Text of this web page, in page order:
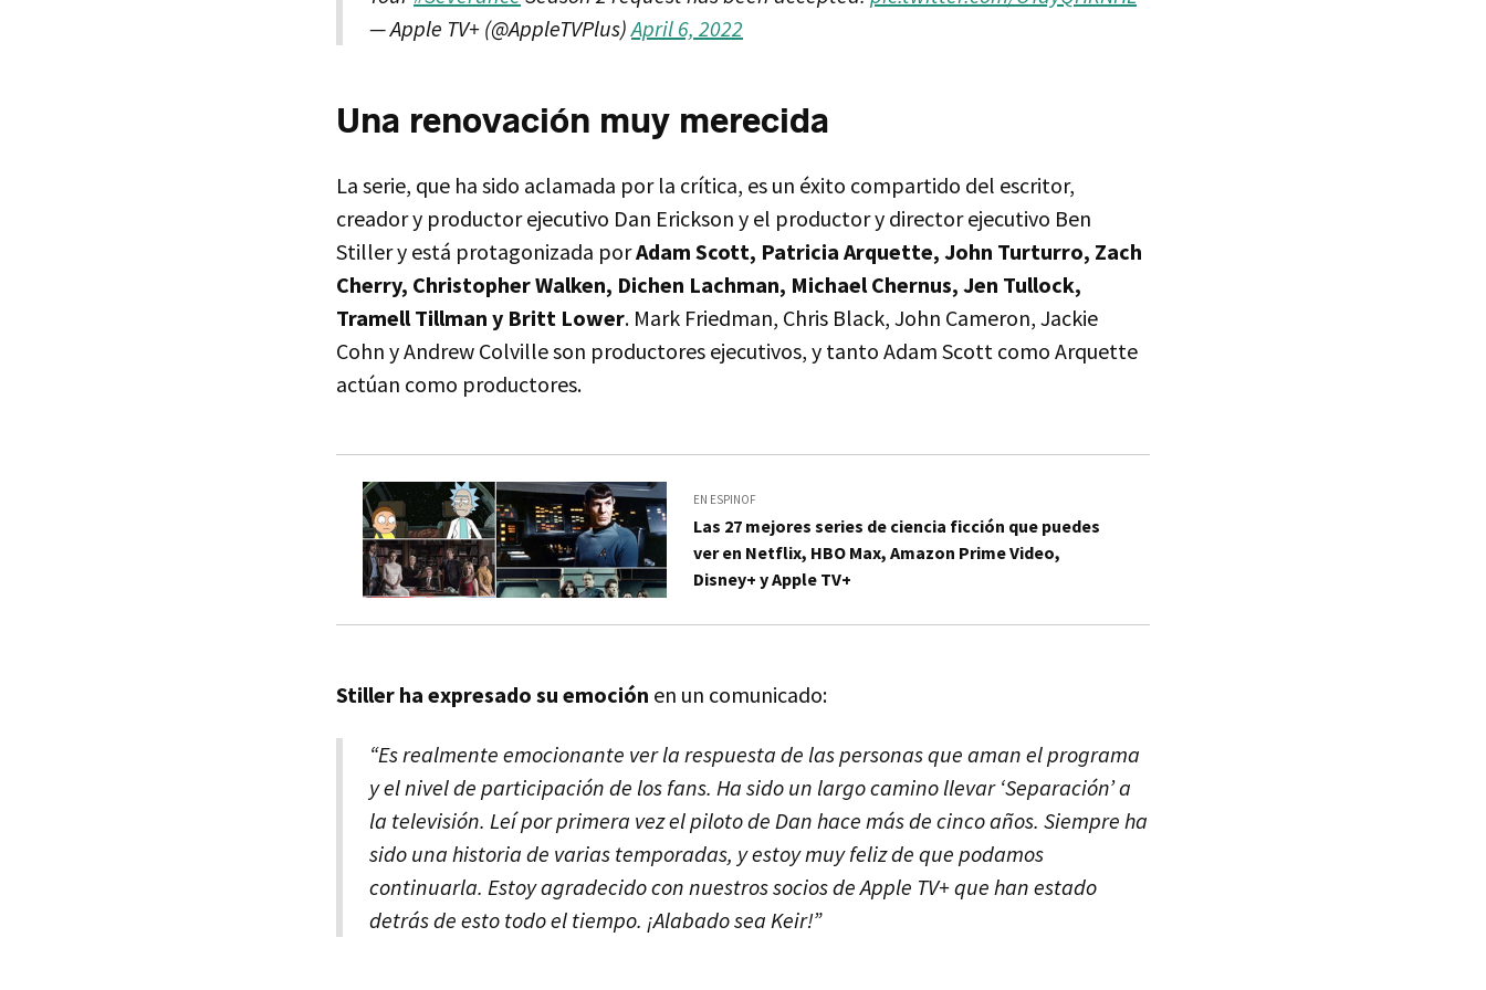
— Apple TV+ (@AppleTVPlus)April 6, 2022
Una renovación muy merecida
La serie, que ha sido aclamada por la crítica, es un éxito compartido del escritor,
creador y productor ejecutivo Dan Erickson y el productor y director ejecutivo Ben
Stiller y está protagonizada porAdam Scott, Patricia Arquette, John Turturro, Zach
Cherry, Christopher Walken, Dichen Lachman, Michael Chernus, Jen Tullock,
Tramell Tillman y Britt Lower. Mark Friedman, Chris Black, John Cameron, Jackie
Cohn y Andrew Colville son productores ejecutivos, y tanto Adam Scott como Arquette
actúan como productores.
EN ESPINOF
Las 27 mejores series de ciencia ficción que puedes
ver en Netflix, HBO Max, Amazon Prime Video,
Disney+ y Apple TV+
Stiller ha expresado su emoción en un comunicado:
“Es realmente emocionante ver la respuesta de las personas que aman el programa
y el nivel de participación de los fans. Ha sido un largo camino llevar ‘Separación’ a
la televisión. Leí por primera vez el piloto de Dan hace más de cinco años. Siempre ha
sido una historia de varias temporadas, y estoy muy feliz de que podamos
continuarla. Estoy agradecido con nuestros socios de Apple TV+ que han estado
detrás de esto todo el tiempo. ¡Alabado sea Keir!”